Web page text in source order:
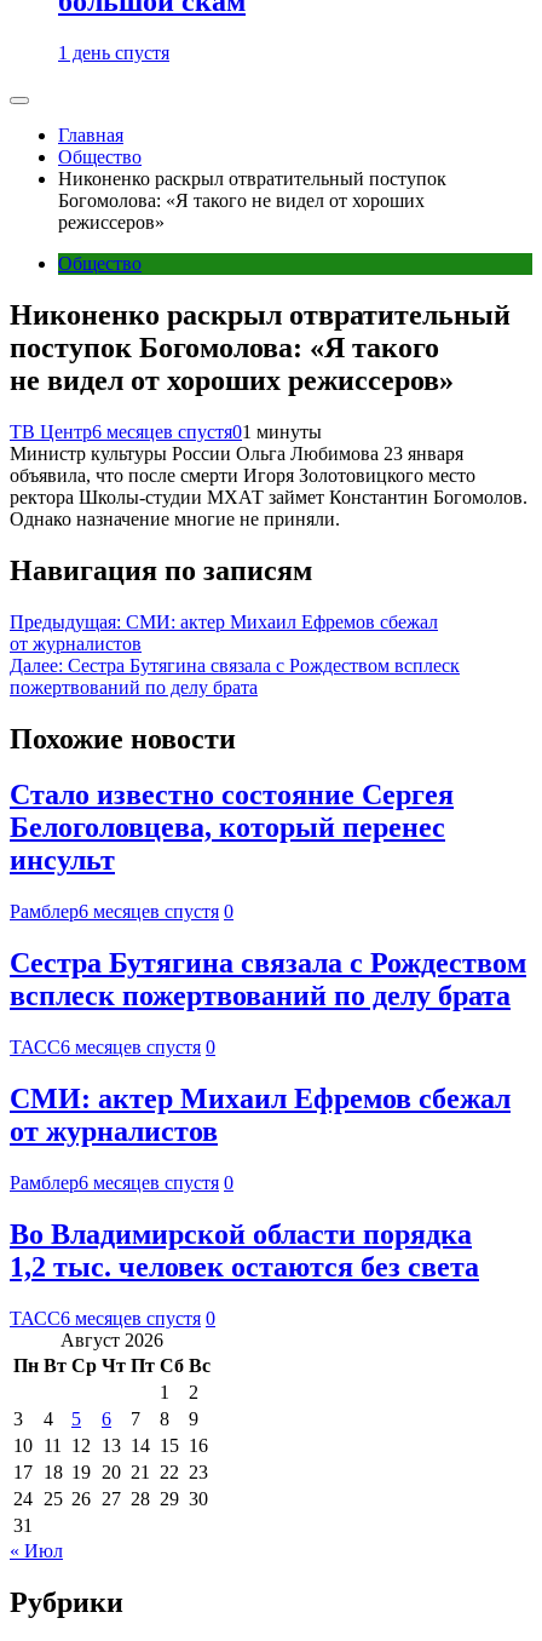
1 день спустя
Главная
Общество
Никоненко раскрыл отвратительный поступок
Богомолова: «Я такого не видел от хороших
режиссеров»
Общество
Никоненко раскрыл отвратительный
поступок Богомолова: «Я такого
не видел от хороших режиссеров»
ТВ Центр6 месяцев спустя01 минуты
Министр культуры России Ольга Любимова 23 января
объявила, что после смерти Игоря Золотовицкого место
ректора Школы-студии МХАТ займет Константин Богомолов.
Однако назначение многие не приняли.
Навигация по записям
Предыдущая: СМИ: актер Михаил Ефремов сбежал
от журналистов
Далее: Сестра Бутягина связала с Рождеством всплеск
пожертвований по делу брата
Похожие новости
Стало известно состояние Сергея
Белоголовцева, который перенес
инсульт
Рамблер6 месяцев спустя 0
Сестра Бутягина связала с Рождеством
всплеск пожертвований по делу брата
ТАСС6 месяцев спустя 0
СМИ: актер Михаил Ефремов сбежал
от журналистов
Рамблер6 месяцев спустя 0
Во Владимирской области порядка
1,2 тыс. человек остаются без света
ТАСС6 месяцев спустя 0
Август 2026
Пн Вт Ср Чт Пт Сб Вс
1
2
3
4 5 6 7 8
9
10 11 12 13 14 15 16
17 18 19 20 21 22 23
24 25 26 27 28 29 30
31
« Июл
Рубрики